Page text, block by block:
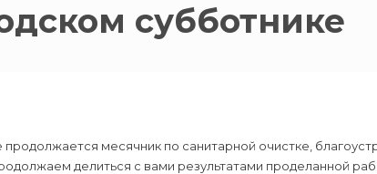
субботнике
продолжается месячник по санитарной очистке,
делиться с вами результатами проделанной